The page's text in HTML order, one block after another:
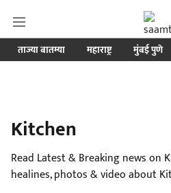
ताज्या बातम्या महाराष्ट्र मुंबई पुणे
Kitchen
Read Latest & Breaking news on
healines, photos & video about